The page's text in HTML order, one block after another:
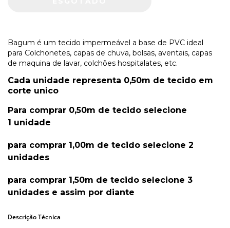
Bagum é um tecido impermeável a base de PVC ideal
para Colchonetes, capas de chuva, bolsas, aventais, capas
de maquina de lavar, colchões hospitalates, etc.
Cada unidade representa 0,50m de tecido em
corte unico
Para comprar 0,50m de tecido selecione
1 unidade
para comprar 1,00m de tecido selecione 2
unidades
para comprar 1,50m de tecido selecione 3
unidades e assim por diante
Descrição Técnica